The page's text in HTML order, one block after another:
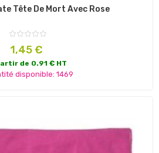
Tête De Mort Avec Rose
Prix
1,45 €
de 0.91 € HT
disponible: 1469